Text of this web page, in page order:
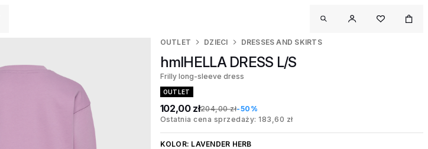
OUTLET DZIECI DRESSES AND SKIRTS
hmlHELLA DRESS L/S
Frilly long-sleeve dress
OUTLET
102,00 zł204,00 zł-50%
Ostatnia cena sprzedaży: 183,60 zł
KOLOR: LAVENDER HERB